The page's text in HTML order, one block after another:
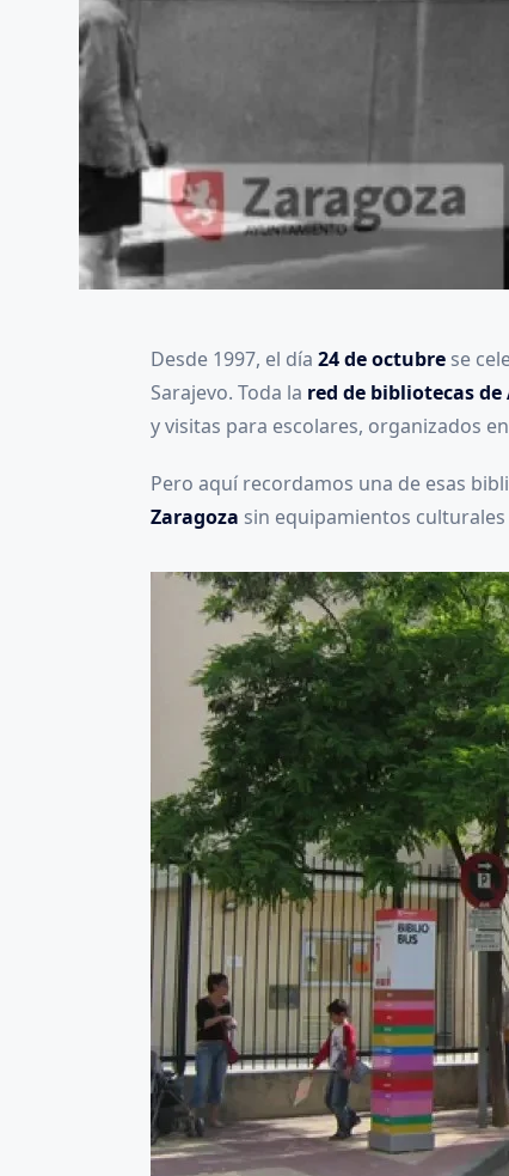
Desde 1997, el día 24 de octubre se
Sarajevo. Toda la red de bibliotecas de
y visitas para escolares, organizados
Pero aquí recordamos una de esas
Zaragoza sin equipamientos